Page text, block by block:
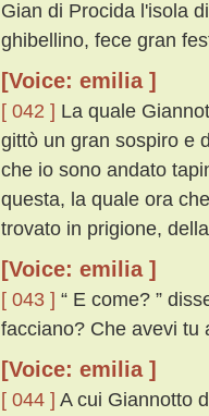
Gian di Procida l'isola
ghibellino, fece gran
[Voice: emilia ]
[ 042 ] La quale
gittò un gran sospiro e
che io sono andato
questa, la quale ora
trovato in prigione,
[Voice: emilia ]
[ 043 ] “ E come? ”
facciano? Che avevi tu
[Voice: emilia ]
[ 044 ] A cui Giannotto